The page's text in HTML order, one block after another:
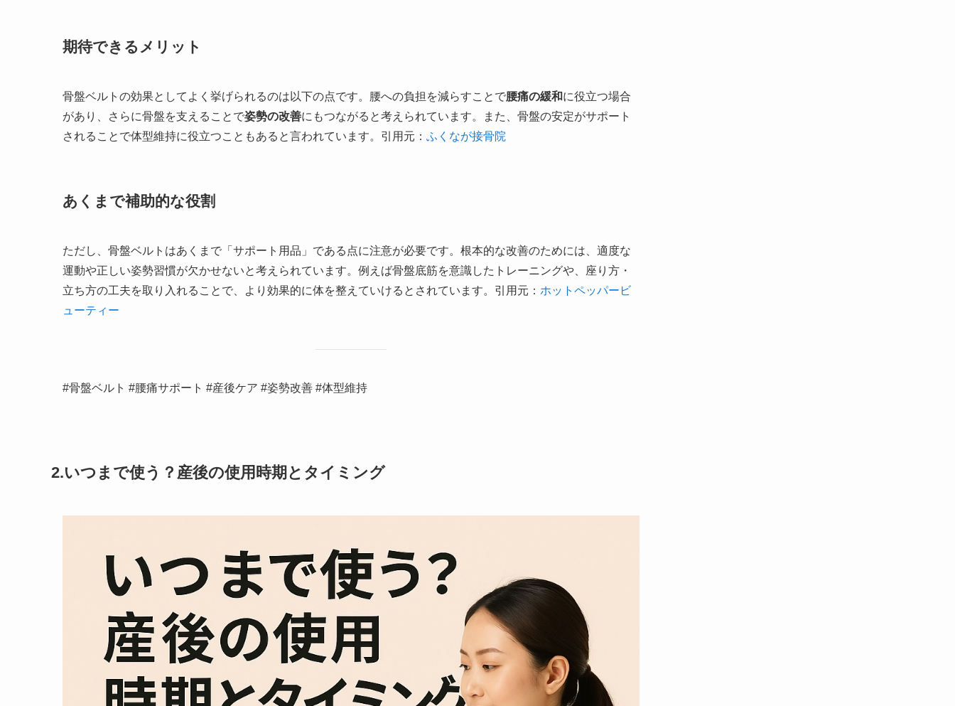
期待できるメリット
骨盤ベルトの効果としてよく挙げられるのは以下の点です。腰への負担を減らすことで腰痛の緩和に役立つ場合
があり、さらに骨盤を支えることで姿勢の改善にもつながると考えられています。また、骨盤の安定がサポート
されることで体型維持に役立つこともあると言われています。引用元： ふくなが接骨院
あくまで補助的な役割
ただし、骨盤ベルトはあくまで「サポート用品」である点に注意が必要です。根本的な改善のためには、適度な
運動や正しい姿勢習慣が欠かせないと考えられています。例えば骨盤底筋を意識したトレーニングや、座り方・
立ち方の工夫を取り入れることで、より効果的に体を整えていけるとされています。引用元： ホットペッパービ
ューティー
#骨盤ベルト #腰痛サポート #産後ケア #姿勢改善 #体型維持
2.いつまで使う？産後の使用時期とタイミング